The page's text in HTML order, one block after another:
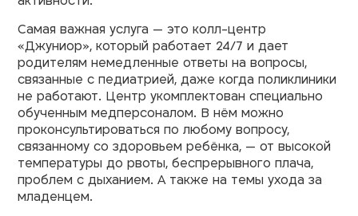
Самая важная услуга — это колл-центр
«Джуниор», который работает 24/7 и дает
родителям немедленные ответы на вопросы,
связанные с педиатрией, даже когда поликлиники
не работают. Центр укомплектован специально
обученным медперсоналом. В нём можно
проконсультироваться по любому вопросу,
связанному со здоровьем ребёнка, — от высокой
температуры до рвоты, беспрерывного плача,
проблем с дыханием. А также на темы ухода за
младенцем.